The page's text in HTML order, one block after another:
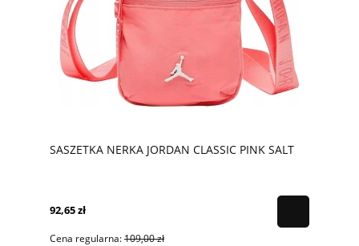
SASZETKA NERKA JORDAN CLASSIC PINK SALT
92,65 zł
Cena regularna:109,00 zł